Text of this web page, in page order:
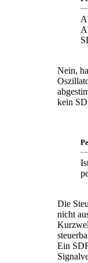
Nein,
kein
Die
nicht
Ein